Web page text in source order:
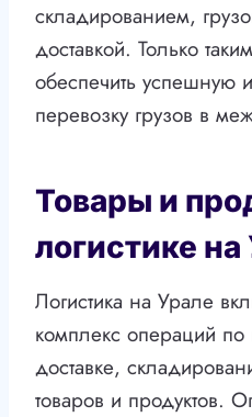
складированием,
доставкой. Только
обеспечить успешную
перевозку грузов в
Товары и
логистике на
Логистика на Урале
комплекс операций по
доставке,
товаров и продуктов.